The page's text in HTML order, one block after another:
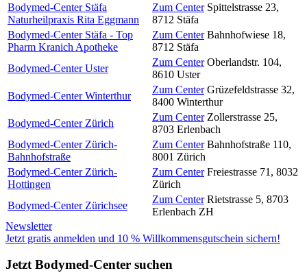
Bodymed-Center Stäfa
Naturheilpraxis Rita Eggmann
Zum Center Spittelstrasse 23,
8712 Stäfa
Bodymed-Center Stäfa - Top
Pharm Kranich Apotheke
Zum Center Bahnhofwiese 18,
8712 Stäfa
Bodymed-Center Uster
Zum Center Oberlandstr. 104,
8610 Uster
Bodymed-Center Winterthur
Zum Center Grüzefeldstrasse 32,
8400 Winterthur
Bodymed-Center Zürich
Zum Center Zollerstrasse 25,
8703 Erlenbach
Bodymed-Center Zürich-
Bahnhofstraße
Zum Center Bahnhofstraße 110,
8001 Zürich
Bodymed-Center Zürich-
Hottingen
Zum Center Freiestrasse 71 , 8032
Zürich
Bodymed-Center Zürichsee
Zum Center Rietstrasse 5, 8703
Erlenbach ZH
Newsletter
Jetzt gratis anmelden und 10 % Willkommensgutschein sichern!
Jetzt Bodymed-Center suchen